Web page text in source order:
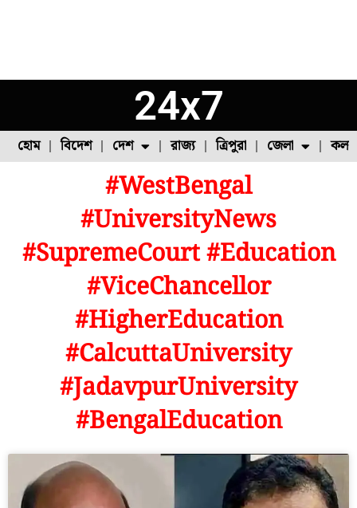
24x7
হোম বিদেশ দেশ
ফুল চাষ ফল চাষ
রাজ্য ত্রিপুরা জেলা
#WestBengal
#UniversityNews
#SupremeCourt #Education
#ViceChancellor
#HigherEducation
#CalcuttaUniversity
#JadavpurUniversity
#BengalEducation